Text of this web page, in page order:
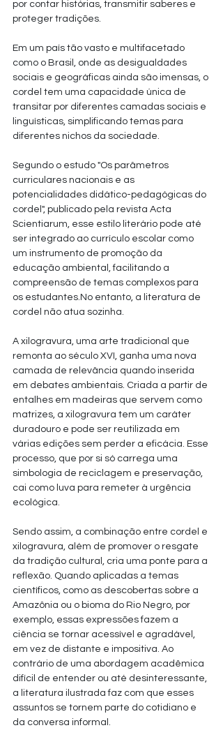
por contar histórias, transmitir saberes e
proteger tradições.
Em um país tão vasto e multifacetado
como o Brasil, onde as desigualdades
sociais e geográficas ainda são imensas, o
cordel tem uma capacidade única de
transitar por diferentes camadas sociais e
linguísticas, simplificando temas para
diferentes nichos da sociedade.
Segundo o estudo "Os parâmetros
curriculares nacionais e as
potencialidades didático-pedagógicas do
cordel", publicado pela revista Acta
Scientiarum, esse estilo literário pode até
ser integrado ao currículo escolar como
um instrumento de promoção da
educação ambiental, facilitando a
compreensão de temas complexos para
os estudantes.No entanto, a literatura de
cordel não atua sozinha.
A xilogravura, uma arte tradicional que
remonta ao século XVI, ganha uma nova
camada de relevância quando inserida
em debates ambientais. Criada a partir de
entalhes em madeiras que servem como
matrizes, a xilogravura tem um caráter
duradouro e pode ser reutilizada em
várias edições sem perder a eficácia. Esse
processo, que por si só carrega uma
simbologia de reciclagem e preservação,
cai como luva para remeter à urgência
ecológica.
Sendo assim, a combinação entre cordel e
xilogravura, além de promover o resgate
da tradição cultural, cria uma ponte para a
reflexão. Quando aplicadas a temas
científicos, como as descobertas sobre a
Amazônia ou o bioma do Rio Negro, por
exemplo, essas expressões fazem a
ciência se tornar acessível e agradável,
em vez de distante e impositiva. Ao
contrário de uma abordagem acadêmica
difícil de entender ou até desinteressante,
a literatura ilustrada faz com que esses
assuntos se tornem parte do cotidiano e
da conversa informal.